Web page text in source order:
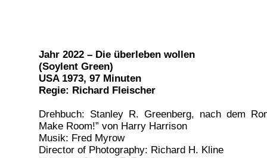
Jahr 2022 – Die überleben wollen
(Soylent Green)
USA 1973, 97 Minuten
Regie: Richard Fleischer
Drehbuch: Stanley R. Greenberg, nach dem
Make Room!” von Harry Harrison
Musik: Fred Myrow
Director of Photography: Richard H. Kline